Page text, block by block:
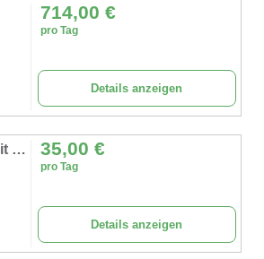
714,00 €
pro Tag
Details anzeigen
Minigolf Golf Putting Trainer 3 Bälle zweifarbige Grasgolfmatte mit kugelverdickter Rücklaufbahn 35,00 €
pro Tag
Details anzeigen